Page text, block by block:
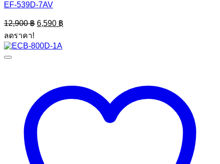
EF-539D-7AV
12,900฿ Original
price
12,900 ฿.
6,590 ฿
price
ลดราคา!